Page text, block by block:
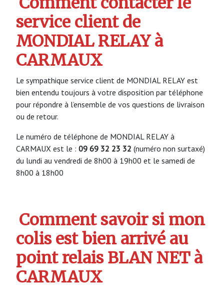
service client de
MONDIAL RELAY à
CARMAUX
Le sympathique service client de MONDIAL RELAY est
bien entendu toujours à votre disposition par téléphone
pour répondre à l’ensemble de vos questions de livraison
ou de retour.
Le numéro de téléphone de MONDIAL RELAY à
CARMAUX est le : 09 69 32 23 32 (numéro non surtaxé)
du lundi au vendredi de 8h00 à 19h00 et le samedi de
8h00 à 18h00
Comment savoir si mon
colis est bien arrivé au
point relais BLAN NET à
CARMAUX